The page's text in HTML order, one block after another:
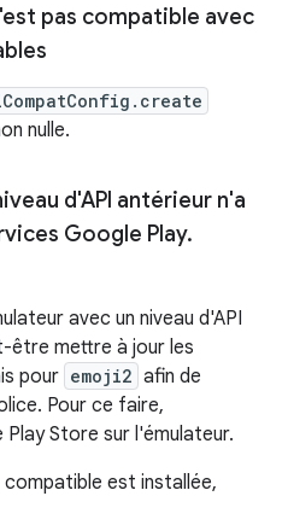
pas compatible avec
nulle.
d'API antérieur n'a
Google Play.
avec un niveau d'API
être mettre à jour les
pour emoji2 afin de
Pour ce faire,
Store sur l'émulateur.
compatible est installée,